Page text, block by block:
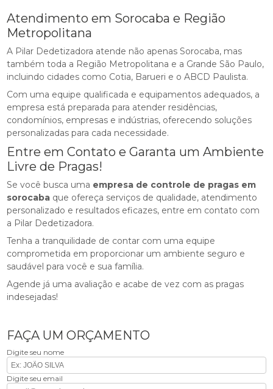
Atendimento em Sorocaba e Região
Metropolitana
A Pilar Dedetizadora atende não apenas Sorocaba, mas
também toda a Região Metropolitana e a Grande São Paulo,
incluindo cidades como Cotia, Barueri e o ABCD Paulista.
Com uma equipe qualificada e equipamentos adequados, a
empresa está preparada para atender residências,
condomínios, empresas e indústrias, oferecendo soluções
personalizadas para cada necessidade.
Entre em Contato e Garanta um Ambiente
Livre de Pragas!
Se você busca uma empresa de controle de pragas em
sorocaba que ofereça serviços de qualidade, atendimento
personalizado e resultados eficazes, entre em contato com
a Pilar Dedetizadora.
Tenha a tranquilidade de contar com uma equipe
comprometida em proporcionar um ambiente seguro e
saudável para você e sua família.
Agende já uma avaliação e acabe de vez com as pragas
indesejadas!
FAÇA UM ORÇAMENTO
Digite seu nome
Digite seu email